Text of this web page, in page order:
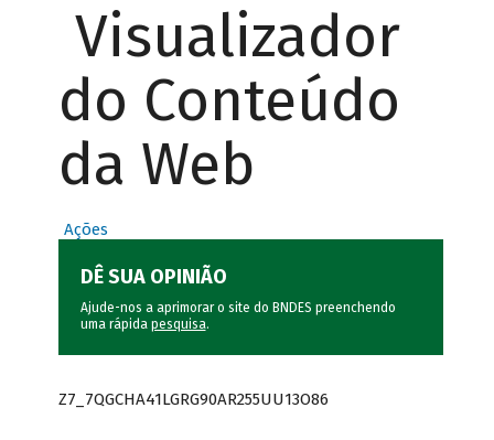
Visualizador
do Conteúdo
da Web
Ações
DÊ SUA OPINIÃO
Ajude-nos a aprimorar o site do BNDES preenchendo
uma rápida pesquisa.
Z7_7QGCHA41LGRG90AR255UU13O86